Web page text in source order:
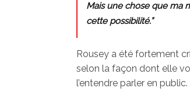
Mais une chose que ma
cette possibilité.”
Rousey a été fortement
selon la façon dont elle
l’entendre parler en public.